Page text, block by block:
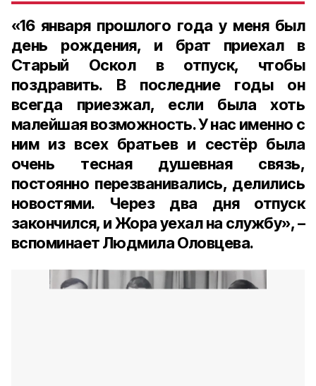
«16 января прошлого года у меня был
день рождения, и брат приехал в
Старый Оскол в отпуск, чтобы
поздравить. В последние годы он
всегда приезжал, если была хоть
малейшая возможность. У нас именно с
ним из всех братьев и сестёр была
очень тесная душевная связь,
постоянно перезванивались, делились
новостями. Через два дня отпуск
закончился, и Жора уехал на службу», –
вспоминает Людмила Оловцева.